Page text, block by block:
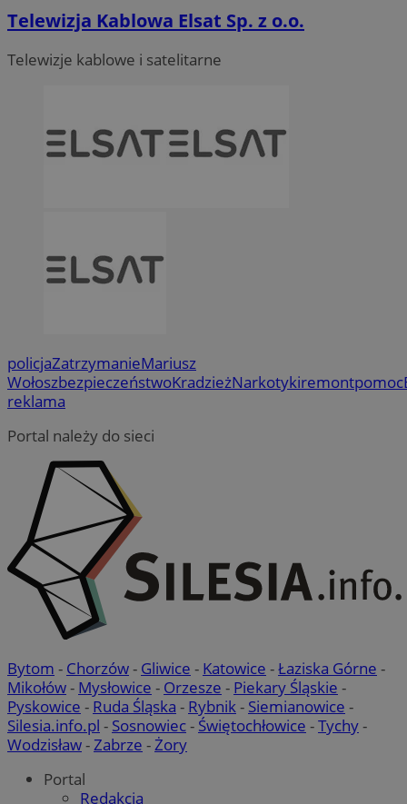
Telewizja Kablowa Elsat Sp. z o.o.
Telewizje kablowe i satelitarne
policjaZatrzymanieMariusz
WołoszbezpieczeństwoKradzieżNarkotykiremontpomoc
reklama
Portal należy do sieci
Bytom - Chorzów- Gliwice - Katowice -Łaziska Górne -
Mikołów- Mysłowice - Orzesze - Piekary Śląskie -
Pyskowice - Ruda Śląska - Rybnik- Siemianowice -
Silesia.info.pl - Sosnowiec- Świętochłowice -Tychy-
Wodzisław-Zabrze -Żory
Portal
Redakcja